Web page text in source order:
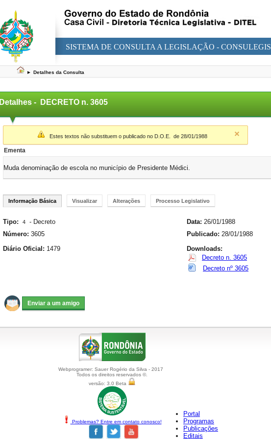
SISTEMA DE CONSULTA A LEGISLAÇÃO - CONSULEGIS
► Detalhes da Consulta
Detalhes - DECRETO n. 3605
▼
Estes textos não substituem o publicado no D.O.E. de 28/01/1988
Ementa
Muda denominação de escola no município de Presidente Médici.
Informação Básica Visualizar Alterações Processo Legislativo
Tipo: 4 - Decreto Data: 26/01/1988
Número: 3605 Publicado: 28/01/1988
Diário Oficial: 1479
Downloads:
Decreto n. 3605
Decreto nº 3605
Webprogramer: Sauer Rogério da Silva - 2017
Todos os direitos reservados ©.
versão: 3.0 Beta
Problemas? Entre em contato conosco!
Portal
Programas
Publicações
Editais